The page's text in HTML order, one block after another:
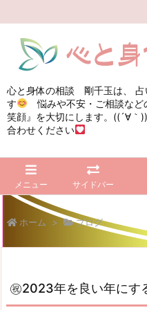
心と身体の相談 剛千玉は、 占
す
悩みや不安・ご相談など
笑顔』を大切にします。((´∀
合わせください
メニュー サイドバー
ホーム > ブログ
㊗2023年を良い年にす